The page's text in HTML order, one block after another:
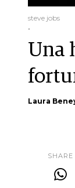
steve jobs
.
Una
Laura
SHARE